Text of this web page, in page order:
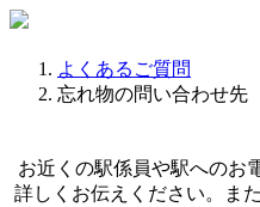
よくあるご質問
忘れ物の問い合わせ先
お近くの駅係員や駅へのお
詳しくお伝えください。ま